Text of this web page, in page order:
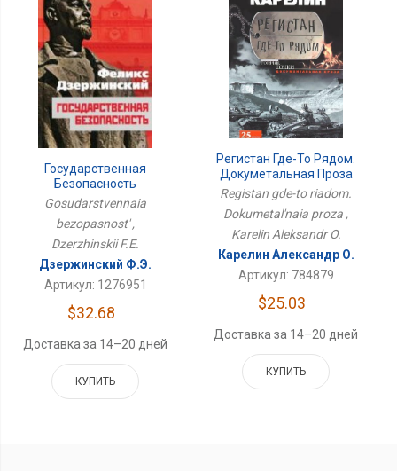
Государственная
Безопасность
Gosudarstvennaia
bezopasnost' ,
Dzerzhinskii F.E.
Дзержинский Ф.Э.
Артикул: 1276951
$32.68
Доставка за 14–20 дней
КУПИТЬ
Регистан Где-То Рядом.
Докуметальная Проза
Registan gde-to riadom.
Dokumetal'naia proza ,
Karelin Aleksandr O.
Карелин Александр О.
Артикул: 784879
$25.03
Доставка за 14–20 дней
КУПИТЬ